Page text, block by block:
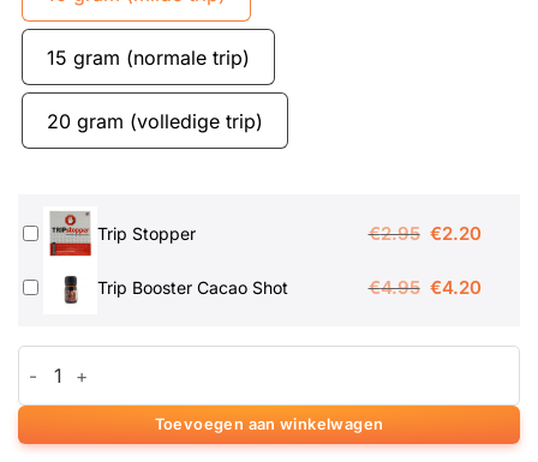
15 gram (normale trip)
20 gram (volledige trip)
Trip Stopper €2.95
was:
€2.20
Trip Booster Cacao Shot €4.95
was:
€4.20
is:
Toevoegen aan winkelwagen